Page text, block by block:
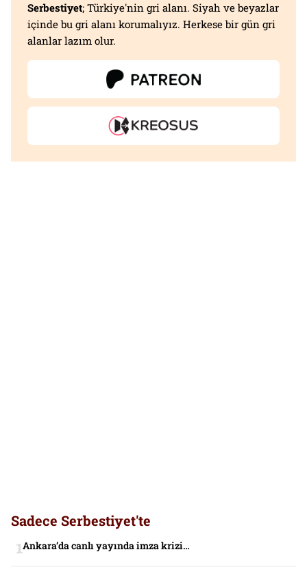
Serbestiyet; Türkiye'nin gri alanı. Siyah ve beyazlar
içinde bu gri alanı korumalıyız. Herkese bir gün gri
alanlar lazım olur.
Sadece Serbestiyet'te
Ankara’da canlı yayında imza krizi…